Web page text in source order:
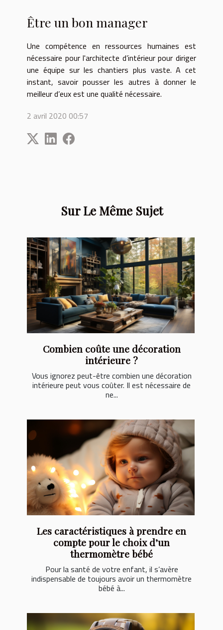
Être un bon manager
Une compétence en ressources humaines est
nécessaire pour l'architecte d’intérieur pour diriger
une équipe sur les chantiers plus vaste. A cet
instant, savoir pousser les autres à donner le
meilleur d’eux est une qualité nécessaire.
2 avril 2020 00:57
Sur Le Même Sujet
Combien coûte une décoration
intérieure ?
Vous ignorez peut-être combien une décoration
intérieure peut vous coûter. Il est nécessaire de
ne...
Les caractéristiques à prendre en
compte pour le choix d’un
thermomètre bébé
Pour la santé de votre enfant, il s’avère
indispensable de toujours avoir un thermomètre
bébé à...